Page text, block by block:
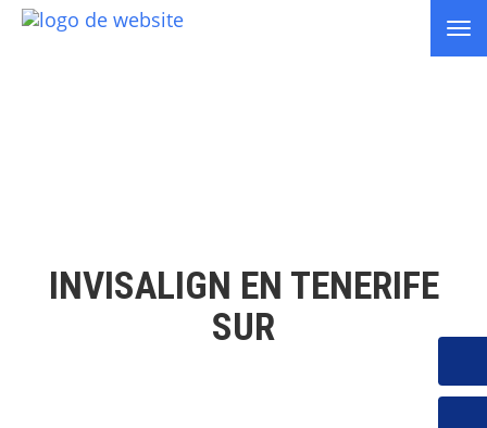
INVISALIGN EN TENERIFE
SUR